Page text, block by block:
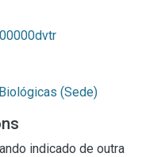
(Sede)
indicado de outra